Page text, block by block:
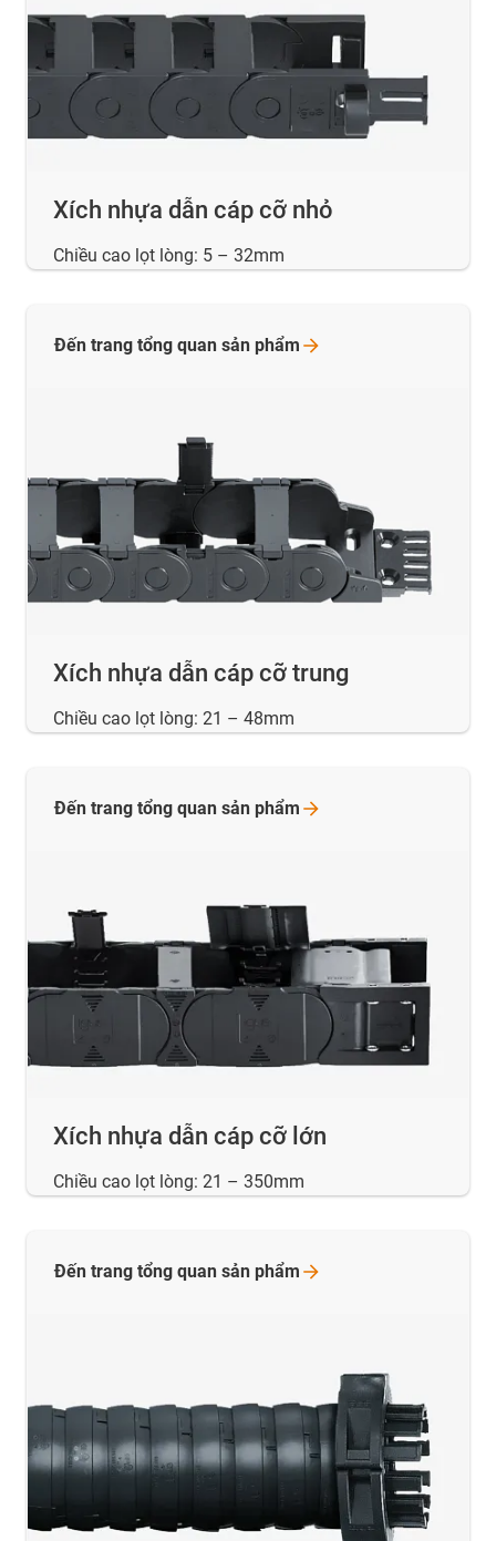
Xích nhựa dẫn cáp cỡ nhỏ
Chiều cao lọt lòng: 5 – 32mm
Xích nhựa dẫn cáp cỡ trung
Chiều cao lọt lòng: 21 – 48mm
Đến trang tổng quan sản phẩm
Xích nhựa dẫn cáp cỡ lớn
Chiều cao lọt lòng: 21 – 350mm
Đến trang tổng quan sản phẩm
Đến trang tổng quan sản phẩm